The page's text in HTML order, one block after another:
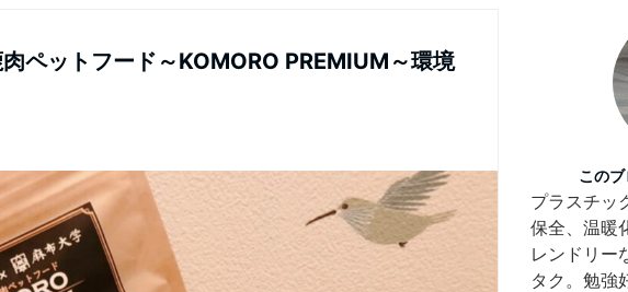
ペットフード～KOMORO PREMIUM～環境
このブ
プラスチッ
保全、温暖
レンドリー
タク。勉強